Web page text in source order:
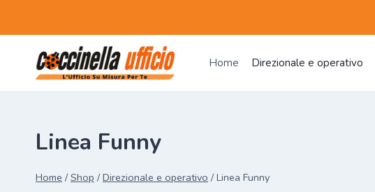
Home Direzionale e operativo
Linea Funny
Home / Shop / Direzionale e operativo / Linea Funny